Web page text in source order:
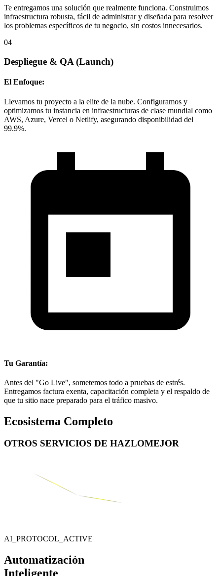
Te entregamos una solución que realmente funciona. Construimos
infraestructura robusta, fácil de administrar y diseñada para resolver
los problemas específicos de tu negocio, sin costos innecesarios.
04
Despliegue & QA (Launch)
El Enfoque:
Llevamos tu proyecto a la elite de la nube. Configuramos y
optimizamos tu instancia en infraestructuras de clase mundial como
AWS, Azure, Vercel o Netlify, asegurando disponibilidad del
99.9%.
Tu Garantía:
Antes del "Go Live", sometemos todo a pruebas de estrés.
Entregamos factura exenta, capacitación completa y el respaldo de
que tu sitio nace preparado para el tráfico masivo.
Ecosistema Completo
OTROS SERVICIOS DE HAZLOMEJOR
AI_PROTOCOL_ACTIVE
Automatización
Inteligente